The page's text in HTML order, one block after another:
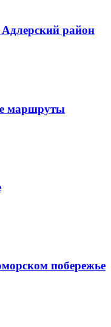
район
маршруты
побережье